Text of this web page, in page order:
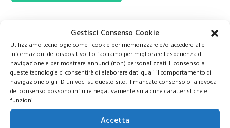
Gestisci Consenso Cookie
Utilizziamo tecnologie come i cookie per memorizzare e/o accedere alle
informazioni del dispositivo. Lo facciamo per migliorare l'esperienza di
navigazione e per mostrare annunci (non) personalizzati. Il consenso a
queste tecnologie ci consentirà di elaborare dati quali il comportamento di
navigazione o gli ID univoci su questo sito. Il mancato consenso o la revoca
del consenso possono influire negativamente su alcune caratteristiche e
funzioni.
Accetta